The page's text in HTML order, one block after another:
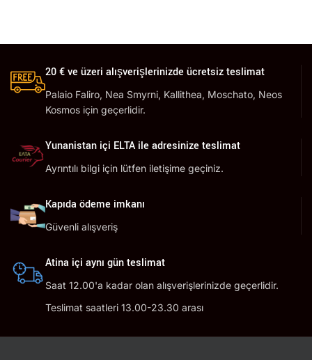
20 € ve üzeri alışverişlerinizde ücretsiz teslimat
Palaio Faliro, Nea Smyrni, Kallithea, Moschato, Neos
Kosmos için geçerlidir.
Yunanistan içi ELTA ile adresinize teslimat
Ayrıntılı bilgi için lütfen iletişime geçiniz.
Kapıda ödeme imkanı
Güvenli alışveriş
Atina içi aynı gün teslimat
Saat 12.00'a kadar olan alışverişlerinizde geçerlidir.
Teslimat saatleri 13.00-23.30 arası